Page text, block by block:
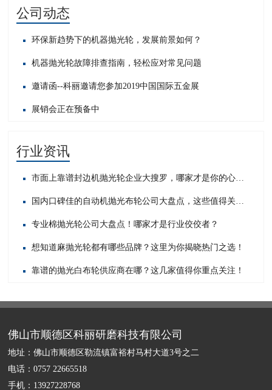
公司动态
环保新趋势下的机器抛光轮，发展前景如何？
机器抛光轮故障排查指南，轻松应对常见问题​
邀请函--科丽邀请您参加2019中国国际五金展
展销会正在预备中
行业资讯
市面上靠谱封边机抛光轮企业大搜罗，哪家才是你的心头好？
国内口碑佳的自动机抛光布轮公司大盘点，这些值得关注！
专业棉抛光轮公司大盘点！哪家才是行业佼佼者？
想知道麻抛光轮都有哪些品牌？这里为你揭晓热门之选！
靠谱的抛光白布轮供应商在哪？这几家值得你重点关注！
佛山市顺德区科丽研磨科技有限公司
地址：佛山市顺德区勒流镇富裕村马村大道3号之二
电话：0757 22665518
手机：13927228768